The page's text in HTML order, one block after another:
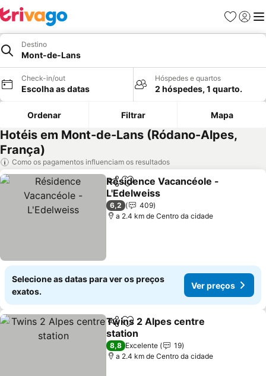
Favoritos
Iniciar
Destino
Mont-de-Lans
Check-in/out
Escolha as datas
Hóspedes e quartos
2 hóspedes, 1 quarto.
Ordenar Filtrar Mapa
Hotéis em Mont-de-Lans (Ródano-Alpes,
França)
Como os pagamentos influenciam os resultados
PartilharAdicionar aos favoritos
Résidence Vacancéole -
L'Edelweiss
6,2
409
a 2.4 km de Centro da cidade
Selecione as datas para ver os preços
exatos.
Ver preços
PartilharAdicionar aos favoritos
Twins 2 Alpes centre
station
8,8 Excelente
19
a 2.4 km de Centro da cidade